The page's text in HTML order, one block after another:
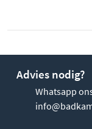
Advies nodig?
Whatsapp